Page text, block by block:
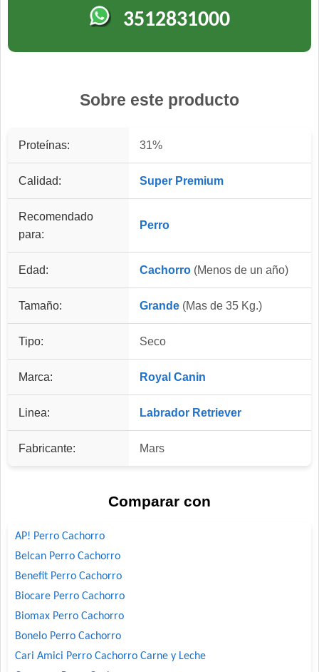
3512831000
Sobre este producto
Proteínas: 31%
Calidad: Super Premium
Recomendado
para:
Perro
Edad: Cachorro (Menos de un año)
Tamaño: Grande (Mas de 35 Kg.)
Tipo: Seco
Marca: Royal Canin
Linea: Labrador Retriever
Fabricante: Mars
Comparar con
AP! Perro Cachorro
Belcan Perro Cachorro
Benefit Perro Cachorro
Biocare Perro Cachorro
Biomax Perro Cachorro
Bonelo Perro Cachorro
Cari Amici Perro Cachorro Carne y Leche